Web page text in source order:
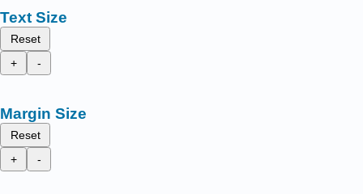
Text Size
Reset
+
-
Margin Size
Reset
+
-